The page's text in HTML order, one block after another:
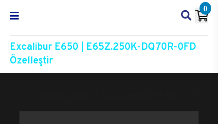
0
Excalibur E650 | E65Z.250K-DQ70R-0FD
Özelleştir